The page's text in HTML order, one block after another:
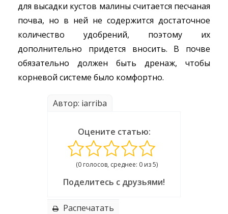
для высадки кустов малины считается песчаная
почва, но в ней не содержится достаточное
количество удобрений, поэтому их
дополнительно придется вносить. В почве
обязательно должен быть дренаж, чтобы
корневой системе было комфортно.
Автор: iarriba
Распечатать
Оцените статью:
(0 голосов, среднее: 0 из 5)
Поделитесь с друзьями!